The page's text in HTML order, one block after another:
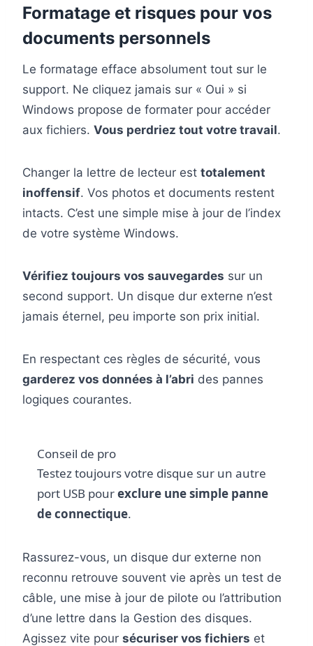
Formatage et risques pour vos
documents personnels
Le formatage efface absolument tout sur le
support. Ne cliquez jamais sur « Oui » si
Windows propose de formater pour accéder
aux fichiers. Vous perdriez tout votre travail.
Changer la lettre de lecteur est totalement
inoffensif. Vos photos et documents restent
intacts. C’est une simple mise à jour de l’index
de votre système Windows.
Vérifiez toujours vos sauvegardes sur un
second support. Un disque dur externe n’est
jamais éternel, peu importe son prix initial.
En respectant ces règles de sécurité, vous
garderez vos données à l’abri des pannes
logiques courantes.
Conseil de pro
Testez toujours votre disque sur un autre
port USB pourexclure une simple panne
de connectique.
Rassurez-vous, un disque dur externe non
reconnu retrouve souvent vie après un test de
câble, une mise à jour de pilote ou l’attribution
d’une lettre dans la Gestion des disques.
Agissez vite pour sécuriser vos fichiers et